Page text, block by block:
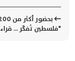
"فلسطين تُفكّر ...